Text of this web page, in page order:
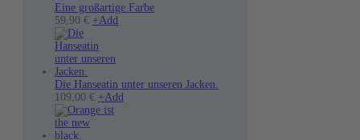
Eine großartige Farbe
59,90 € +Add
auf.
Die
Die Hanseatin unter unseren Jacken.
109,00 € +Add